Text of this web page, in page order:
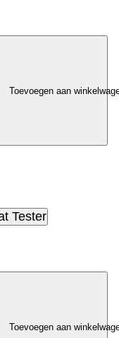
Toevoegen aan
Tester
Toevoegen aan